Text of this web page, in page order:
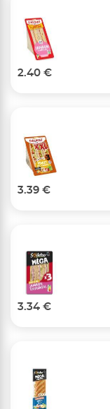
2.40 €
3.39 €
3.34 €